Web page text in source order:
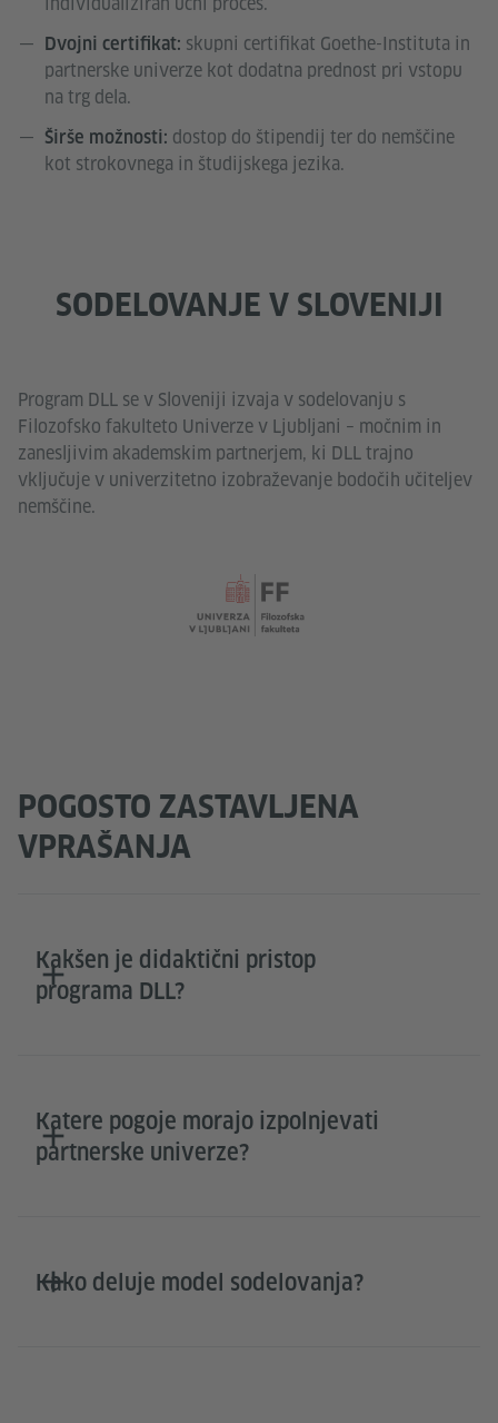
Dvojni certifikat: skupni certifikat Goethe-Instituta in
partnerske univerze kot dodatna prednost pri vstopu
na trg dela.
Širše možnosti: dostop do štipendij ter do nemščine
kot strokovnega in študijskega jezika.
SODELOVANJE V SLOVENIJI
Program DLL se v Sloveniji izvaja v sodelovanju s
Filozofsko fakulteto Univerze v Ljubljani – močnim in
zanesljivim akademskim partnerjem, ki DLL trajno
vključuje v univerzitetno izobraževanje bodočih učiteljev
nemščine.
POGOSTO ZASTAVLJENA
VPRAŠANJA
Kakšen je didaktični pristop
programa DLL?
Katere pogoje morajo izpolnjevati
partnerske univerze?
Kako deluje model sodelovanja?